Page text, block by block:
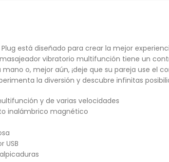
Plug está diseñado para crear la mejor
vibratorio multifunción tiene un
o, mejor aún, ¡deje que su pareja use el
la diversión y descubre infinitas
y de varias velocidades
inalámbrico magnético
USB